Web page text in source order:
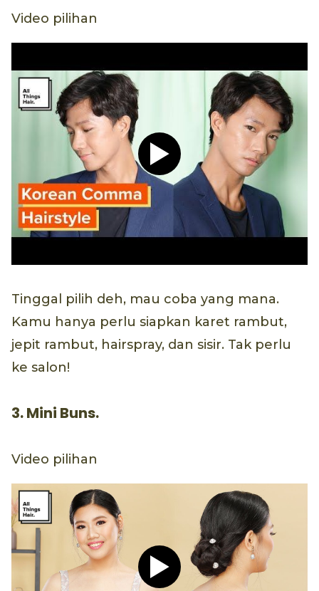
Video pilihan
Play video Tutorial Hijab
Tinggal pilih deh, mau coba yang mana.
Kamu hanya perlu siapkan karet rambut,
jepit rambut, hairspray, dan sisir. Tak perlu
ke salon!
3. Mini Buns.
Video pilihan
Play video Tutorial Hijab